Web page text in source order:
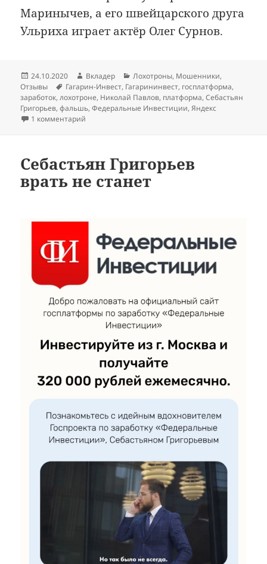
Маринычев, а его швейцарского друга
Ульриха играет актёр Олег Сурнов.
Опубликовано
24.10.2020 Автор
Вкладер Рубрики
Лохотроны, Мошенники,
Отзывы
Метки
Гагарин-Инвест, Гагарининвест, госплатформа,
заработок,лохотроне, Николай Павлов, платформа,Себастьян
Григорьев,фальшь,Федеральные Инвестиции,Яндекс
1 комментарий
Себастьян Григорьев
врать не станет